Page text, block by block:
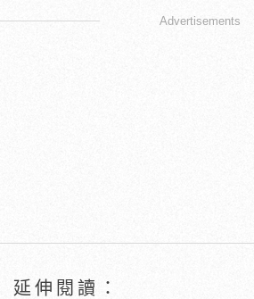
Advertisements
延伸閱讀：